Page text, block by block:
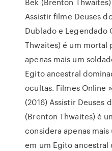
Assistir filme Deuses
Dublado e Legendado
Thwaites) é um mortal
apenas mais um
Egito ancestral
ocultas. Filmes Online
(2016) Assistir Deuses
(Brenton Thwaites) é
considera apenas
em um Egito ancestral